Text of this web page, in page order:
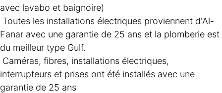
avec lavabo et baignoire)
Toutes les installations électriques proviennent d'Al-
Fanar avec une garantie de 25 ans et la plomberie est
du meilleur type Gulf.
Caméras, fibres, installations électriques,
interrupteurs et prises ont été installés avec une
garantie de 25 ans